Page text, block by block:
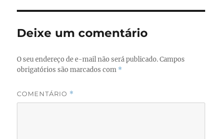
b
o
o
k
d
o
n
Deixe um comentário
O seu endereço de e-mail não será publicado. Campos
obrigatórios são marcados com *
COMENTÁRIO *